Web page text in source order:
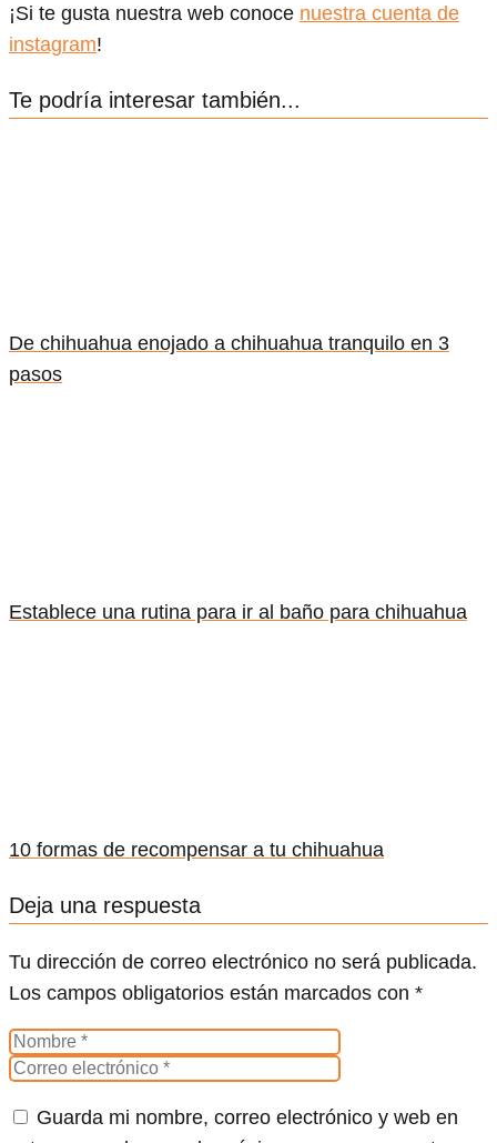
¡Si te gusta nuestra web conoce nuestra cuenta de
instagram!
Te podría interesar también...
De chihuahua enojado a chihuahua tranquilo en 3
pasos
Establece una rutina para ir al baño para chihuahua
10 formas de recompensar a tu chihuahua
Deja una respuesta
Tu dirección de correo electrónico no será publicada.
Los campos obligatorios están marcados con *
Guarda mi nombre, correo electrónico y web en